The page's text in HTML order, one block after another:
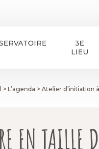
3E
LIEU
> L’agenda > Atelier d’initiation
EN TAILLE